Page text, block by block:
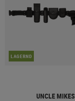
LAGERND
UNCLE MIKES